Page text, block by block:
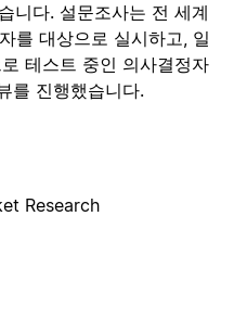
니다. 설문조사는 전 세계
를 대상으로 실시하고, 일
테스트 중인 의사결정자
를 진행했습니다.
Research